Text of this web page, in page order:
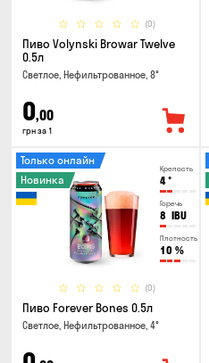
(0)
Пиво Volynski Browar Twelve
0.5л
Светлое, Нефильтрованное, 8°
0,00
грн за 1
Крепость
4°
Горечь
8 IBU
Плотность
10 %
(0)
Только онлайн
Новинка
Пиво Forever Bones 0.5л
Светлое, Нефильтрованное, 4°